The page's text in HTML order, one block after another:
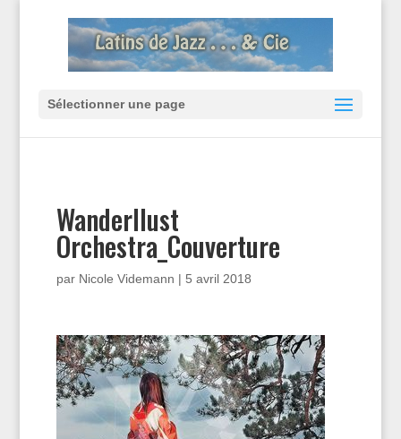
Sélectionner une page
Wanderllust
Orchestra_Couverture
par Nicole Videmann | 5 avril 2018